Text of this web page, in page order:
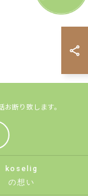
断り致します。
koselig
の想い